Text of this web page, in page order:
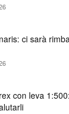
ci sarà
con leva